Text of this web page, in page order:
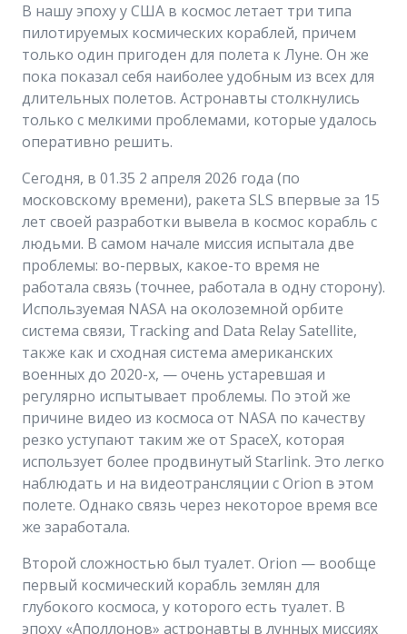
В нашу эпоху у США в космос летает три типа
пилотируемых космических кораблей, причем
только один пригоден для полета к Луне. Он же
пока показал себя наиболее удобным из всех для
длительных полетов. Астронавты столкнулись
только с мелкими проблемами, которые удалось
оперативно решить.
Сегодня, в 01.35 2 апреля 2026 года (по
московскому времени), ракета SLS впервые за 15
лет своей разработки вывела в космос корабль с
людьми. В самом начале миссия испытала две
проблемы: во-первых, какое-то время не
работала связь (точнее, работала в одну сторону).
Используемая NASA на околоземной орбите
система связи, Tracking and Data Relay Satellite,
также как и сходная система американских
военных до 2020-х, — очень устаревшая и
регулярно испытывает проблемы. По этой же
причине видео из космоса от NASA по качеству
резко уступают таким же от SpaceX, которая
использует более продвинутый Starlink. Это легко
наблюдать и на видеотрансляции с Orion в этом
полете. Однако связь через некоторое время все
же заработала.
Второй сложностью был туалет. Orion — вообще
первый космический корабль землян для
глубокого космоса, у которого есть туалет. В
эпоху «Аполлонов» астронавты в лунных миссиях